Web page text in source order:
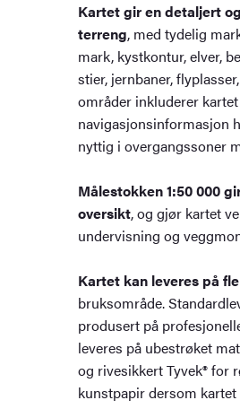
Kartet gir en detaljert
terreng, med tydelig
mark, kystkontur, elver,
stier, jernbaner,
områder inkluderer
navigasjonsinformasjon
nyttig i overgangssoner
Målestokken 1:50 000
oversikt, og gjør kartet
undervisning og
Kartet kan leveres på
bruksområde.
produsert på
leveres på ubestrøket
og rivesikkert Tyvek® for
kunstpapir dersom